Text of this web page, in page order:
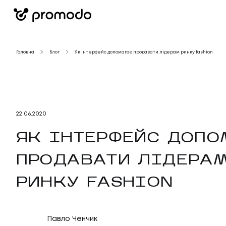
Головна Блог Як інтерфейс допомагає продавати лідерам ринку fashion
22 06. 2020
ЯК ІНТЕРФЕЙС
ПРОДАВАТИ
РИНКУ FASHION
Павло Ченчик